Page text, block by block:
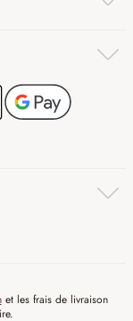
et les frais de livraison